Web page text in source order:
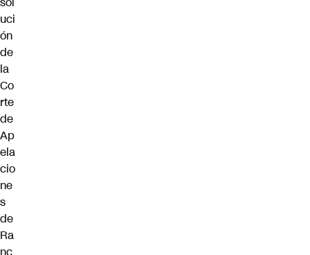
uci
ón
de
la
Co
rte
de
Ap
ela
cio
ne
s
de
Ra
nc